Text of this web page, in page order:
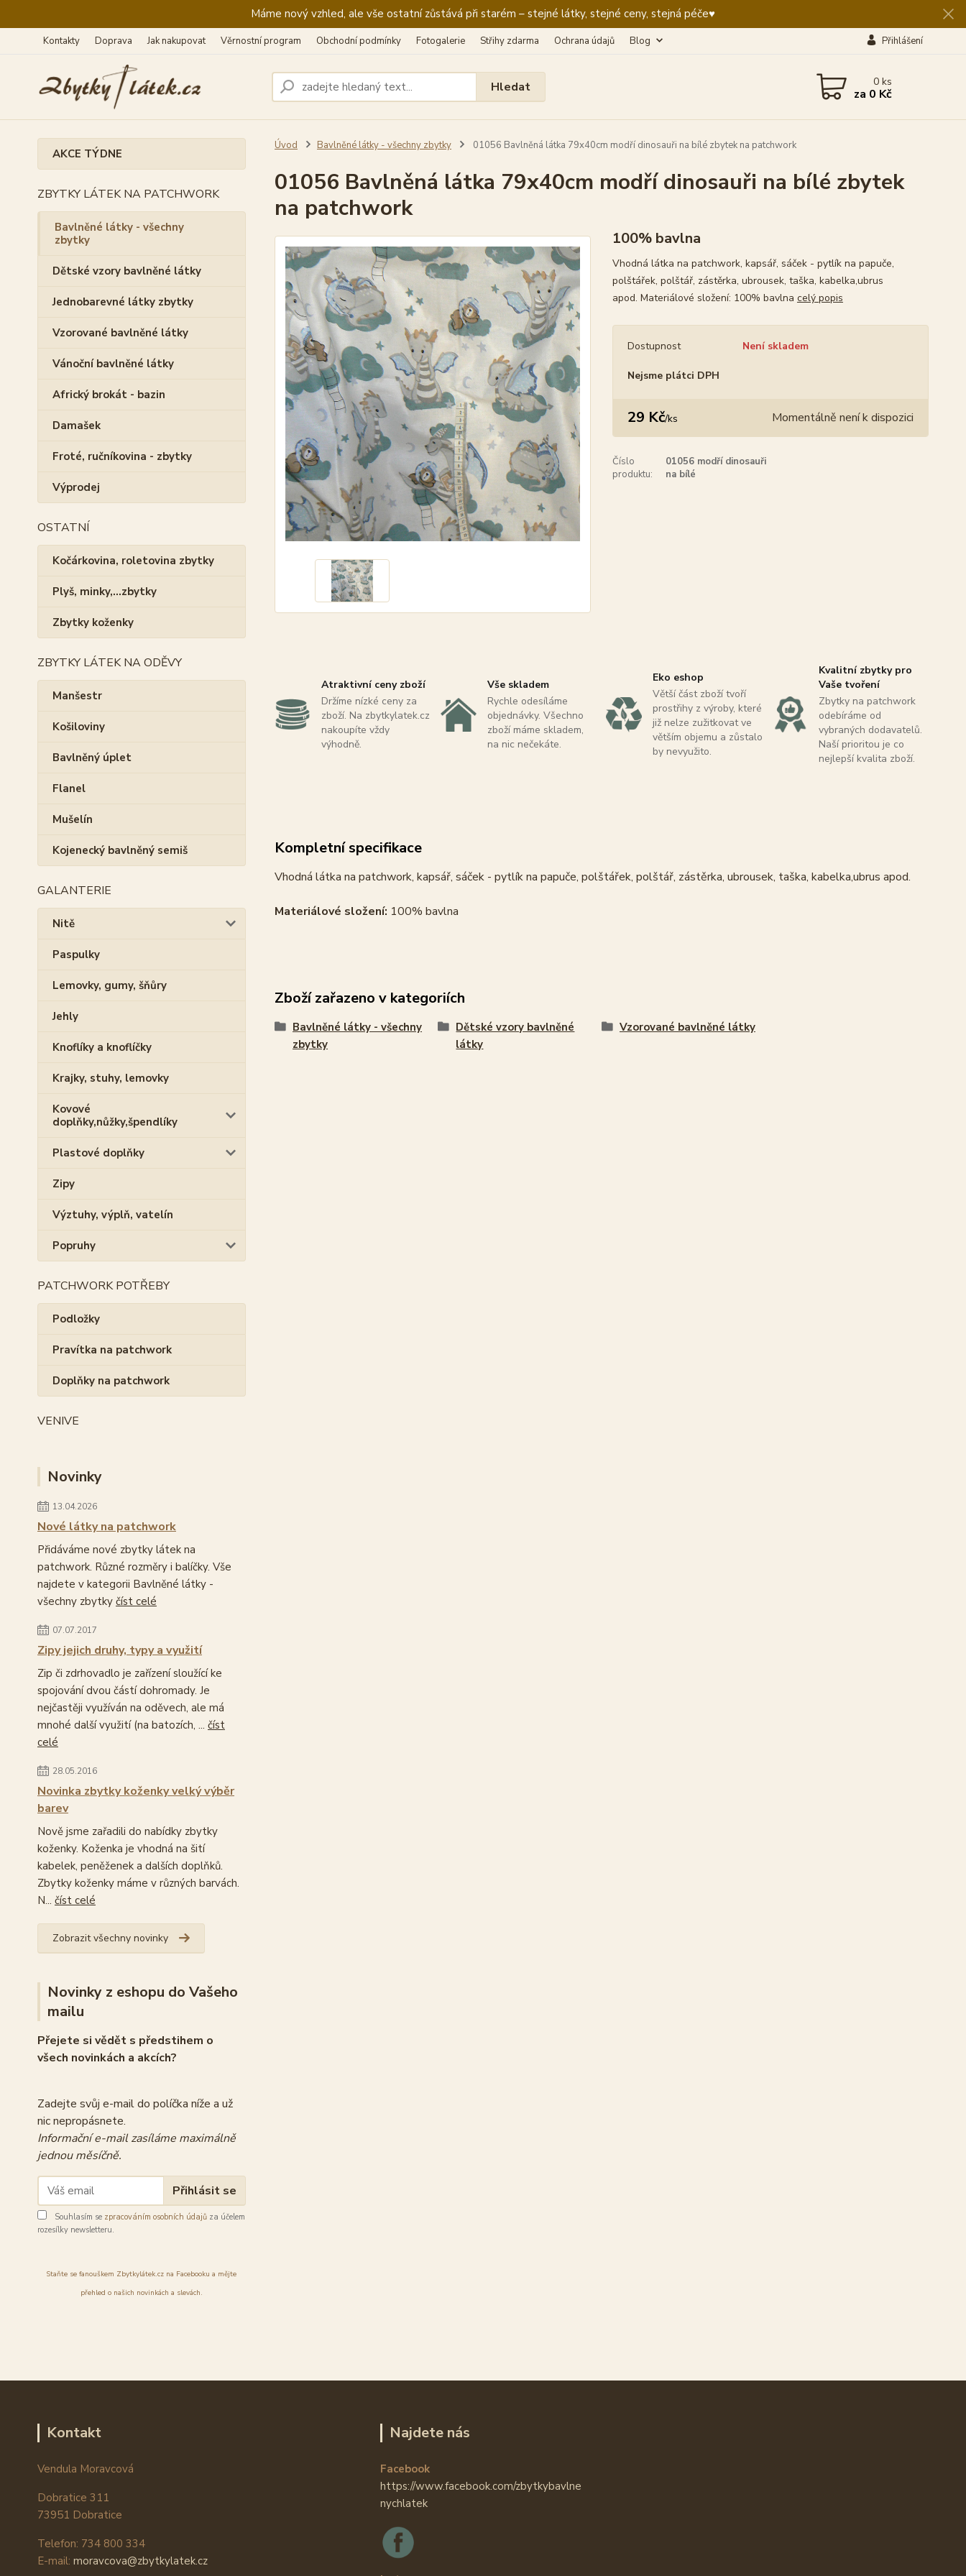
Máme nový vzhled, ale vše ostatní zůstává při starém – stejné látky, stejné ceny, stejná péče♥️
Kontakty Doprava Jak nakupovat Věrnostní program Obchodní podmínky Fotogalerie Střihy zdarma Ochrana údajů Blog Přihlášení
Hledat 0ks
za 0 Kč
AKCE TÝDNE
ZBYTKY LÁTEK NA PATCHWORK
Bavlněné látky - všechny
zbytky
Dětské vzory bavlněné látky
Jednobarevné látky zbytky
Vzorované bavlněné látky
Vánoční bavlněné látky
Africký brokát - bazin
Damašek
Froté, ručníkovina - zbytky
Výprodej
OSTATNÍ
Kočárkovina, roletovina zbytky
Plyš, minky,...zbytky
Zbytky koženky
ZBYTKY LÁTEK NA ODĚVY
Manšestr
Košiloviny
Bavlněný úplet
Flanel
Mušelín
Kojenecký bavlněný semiš
GALANTERIE
Nitě
Paspulky
Lemovky, gumy, šňůry
Jehly
Knoflíky a knoflíčky
Krajky, stuhy, lemovky
Kovové
doplňky,nůžky,špendlíky
Plastové doplňky
Zipy
Výztuhy, výplň, vatelín
Popruhy
PATCHWORK POTŘEBY
Podložky
Pravítka na patchwork
Doplňky na patchwork
VENIVE
Novinky
13.04.2026
Nové látky na patchwork
Přidáváme nové zbytky látek na
patchwork. Různé rozměry i balíčky. Vše
najdete v kategorii Bavlněné látky -
všechny zbytky číst celé
07.07.2017
Zipy jejich druhy, typy a využití
Zip či zdrhovadlo je zařízení sloužící ke
spojování dvou částí dohromady. Je
nejčastěji využíván na oděvech, ale má
mnohé další využití (na batozích, ... číst
celé
28.05.2016
Novinka zbytky koženky velký výběr
barev
Nově jsme zařadili do nabídky zbytky
koženky. Koženka je vhodná na šití
kabelek, peněženek a dalších doplňků.
Zbytky koženky máme v různých barvách.
N... číst celé
Zobrazit všechny novinky
Novinky z eshopu do Vašeho
mailu
Přejete si vědět s předstihem o
všech novinkách a akcích?
Zadejte svůj e-mail do políčka níže a už
nic nepropásnete.
Informační e-mail zasíláme maximálně
jednou měsíčně.
Přihlásit se
Souhlasím se zpracováním osobních údajů za účelem
rozesílky newsletteru.
Staňte se fanouškem Zbytkylátek.cz na Facebooku a mějte
přehled o našich novinkách a slevách.
Úvod Bavlněné látky - všechny zbytky 01056 Bavlněná látka 79x40cm modří dinosauři na bílé zbytek na patchwork
01056 Bavlněná látka 79x40cm modří dinosauři na bílé zbytek
na patchwork
100% bavlna
Vhodná látka na patchwork, kapsář, sáček - pytlík na papuče,
polštářek, polštář, zástěrka, ubrousek, taška, kabelka,ubrus
apod. Materiálové složení: 100% bavlna celý popis
Dostupnost Není skladem
Nejsme plátci DPH
29 Kč/ks Momentálně není k dispozici
Číslo
produktu:
01056 modří dinosauři
na bílé
Atraktivní ceny zboží
Držíme nízké ceny za
zboží. Na zbytkylatek.cz
nakoupíte vždy
výhodně.
Vše skladem
Rychle odesíláme
objednávky. Všechno
zboží máme skladem,
na nic nečekáte.
Eko eshop
Větší část zboží tvoří
prostřihy z výroby, které
již nelze zužitkovat ve
větším objemu a zůstalo
by nevyužito.
Kvalitní zbytky pro
Vaše tvoření
Zbytky na patchwork
odebíráme od
vybraných dodavatelů.
Naší prioritou je co
nejlepší kvalita zboží.
Kompletní specifikace
Vhodná látka na patchwork, kapsář, sáček - pytlík na papuče, polštářek, polštář, zástěrka, ubrousek, taška, kabelka,ubrus apod.
Materiálové složení: 100% bavlna
Zboží zařazeno v kategoriích
Bavlněné látky - všechny
zbytky
Dětské vzory bavlněné
látky
Vzorované bavlněné látky
Kontakt
Vendula Moravcová
Dobratice 311
73951 Dobratice
Telefon: 734 800 334
E-mail: moravcova@zbytkylatek.cz
Najdete nás
Facebook
https://www.facebook.com/zbytkybavlne
nychlatek